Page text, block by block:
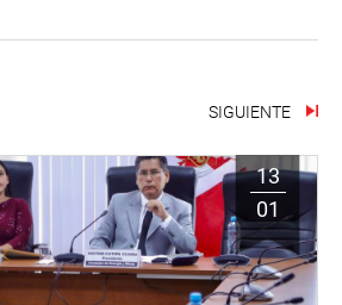
SIGUIENTE
13
01